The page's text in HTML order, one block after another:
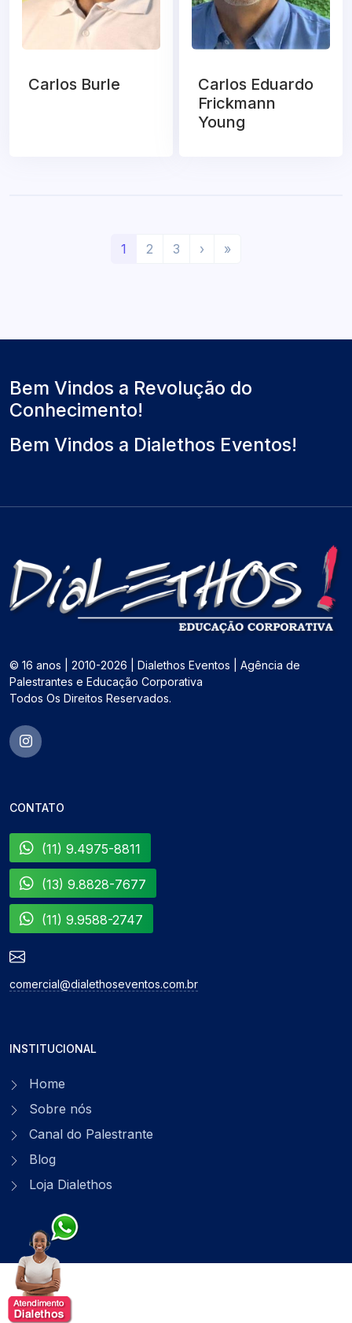
Carlos Burle
Carlos Eduardo
Frickmann
Young
1
l
2 3 ›
m
»
o
Bem Vindos a Revolução do
Conhecimento!
Bem Vindos a Dialethos Eventos!
© 16 anos | 2010-2026 | Dialethos Eventos | Agência de
Palestrantes e Educação Corporativa
Todos Os Direitos Reservados.
CONTATO
(11) 9.4975-8811
(13) 9.8828-7677
(11) 9.9588-2747
comercial@dialethoseventos.com.br
INSTITUCIONAL
Home
Sobre nós
Canal do Palestrante
Blog
Loja Dialethos